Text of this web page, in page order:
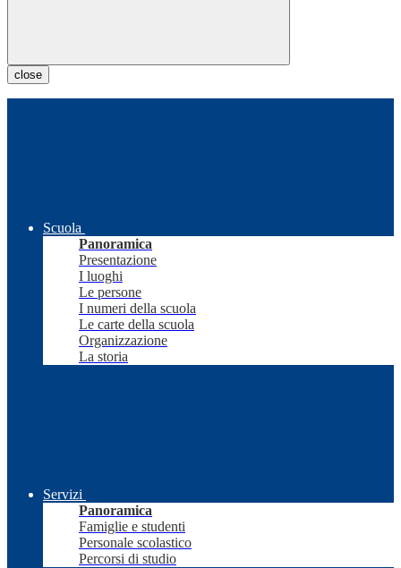
close
Scuola
Panoramica
Presentazione
I luoghi
Le persone
I numeri della scuola
Le carte della scuola
Organizzazione
La storia
Servizi
Panoramica
Famiglie e studenti
Personale scolastico
Percorsi di studio